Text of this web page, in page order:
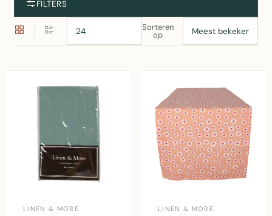
FILTERS
Sorteren
op
LINEN & MORE LINEN & MORE